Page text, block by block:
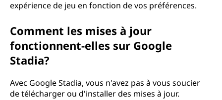
expérience de jeu en fonction de vos préférences.
Comment les mises à jour
fonctionnent-elles sur Google
Stadia?
Avec Google Stadia, vous n'avez pas à vous soucier
de télécharger ou d'installer des mises à jour.